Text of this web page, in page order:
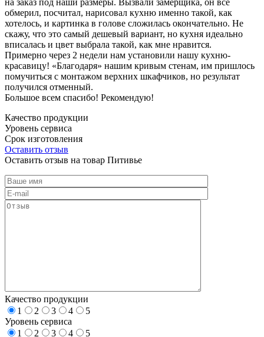
обмерил, посчитал, нарисовал кухню именно такой, как
хотелось, и картинка в голове сложилась окончательно. Не
скажу, что это самый дешевый вариант, но кухня идеально
вписалась и цвет выбрала такой, как мне нравится.
Примерно через 2 недели нам установили нашу кухню-
красавицу! «Благодаря» нашим кривым стенам, им пришлось
помучиться с монтажом верхних шкафчиков, но результат
получился отменный.
Большое всем спасибо! Рекомендую!
Качество продукции
Уровень сервиса
Срок изготовления
Оставить отзыв
Оставить отзыв на товар Питивье
Качество продукции
1
2 3 4
5
Уровень сервиса
1
2 3 4 5